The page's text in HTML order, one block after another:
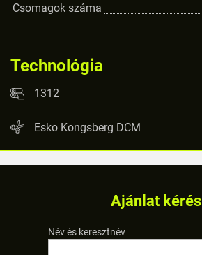
Csomagok száma
Technológia
1312
Esko Kongsberg DCM
Ajánlat kérés
Név és keresztnév